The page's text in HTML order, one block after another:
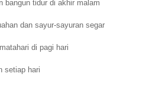
bangun tidur di akhir malam
dan sayur-sayuran segar
di pagi hari
setiap hari